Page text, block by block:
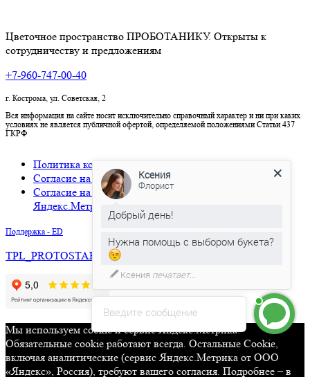
Цветочное пространство ПРОБОТАНИКУ. Открыты к
сотрудничеству и предложениям
+7-960-747-00-40
г. Кострома, ул. Советская, 2
Вся информация на сайте носит исключительно справочный характер и ни при каких
условиях не является публичной офертой, определяемой положениями Статьи 437
ГКРФ
Политика конфиденциальности
Согласие на обработку персональных данных
Согласие на использование cookies и сервиса
Яндекс.Метрика
Поддержка - ED
TPL_PROTOSTAR_BACKTOTOP
Мы используем cookie и сервис Яндекс.Метрика.
Обязательные cookie работают всегда. Остальные Сookie,
включая аналитические (сервис Яндекс.Метрика от ООО
«Яндекс», Россия), требуют вашего согласия. Подробнее – в
Введите сообщение
Ксения
Флорист
Добрый день!
Нужна помощь с выбором букета?
Ксения печатает...